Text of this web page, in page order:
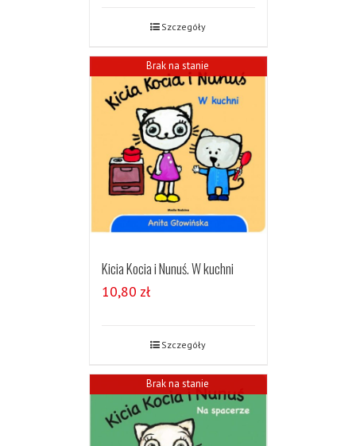
Szczegóły
Brak na stanie
Kicia Kocia i Nunuś. W kuchni
10,80 zł
Szczegóły
Brak na stanie